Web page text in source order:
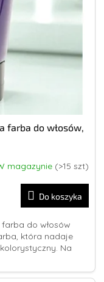
farba do włosów,
magazynie (>15 szt)
Do koszyka
do włosów
która nadaje
Na